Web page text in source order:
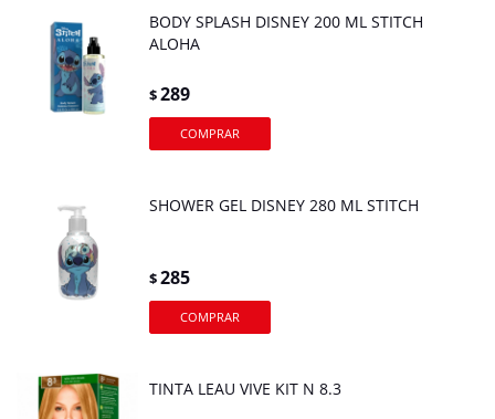
BODY SPLASH DISNEY 200 ML STITCH
ALOHA
$289
SHOWER GEL DISNEY 280 ML STITCH
$285
TINTA LEAU VIVE KIT N 8.3